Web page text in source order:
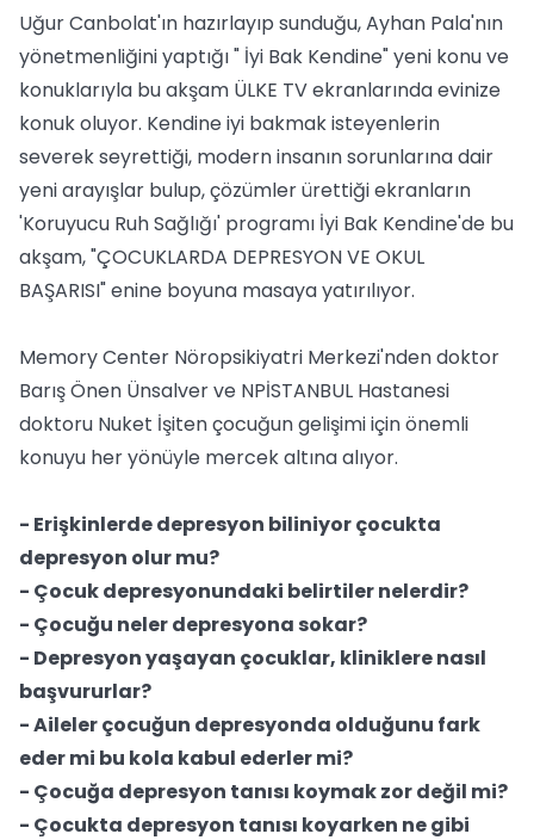
Uğur Canbolat'ın hazırlayıp sunduğu, Ayhan Pala'nın
yönetmenliğini yaptığı " İyi Bak Kendine" yeni konu ve
konuklarıyla bu akşam ÜLKE TV ekranlarında evinize
konuk oluyor. Kendine iyi bakmak isteyenlerin
severek seyrettiği, modern insanın sorunlarına dair
yeni arayışlar bulup, çözümler ürettiği ekranların
'Koruyucu Ruh Sağlığı' programı İyi Bak Kendine'de bu
akşam, "ÇOCUKLARDA DEPRESYON VE OKUL
BAŞARISI" enine boyuna masaya yatırılıyor.
Memory Center Nöropsikiyatri Merkezi'nden doktor
Barış Önen Ünsalver ve NPİSTANBUL Hastanesi
doktoru Nuket İşiten çocuğun gelişimi için önemli
konuyu her yönüyle mercek altına alıyor.
- Erişkinlerde depresyon biliniyor çocukta
depresyon olur mu?
- Çocuk depresyonundaki belirtiler nelerdir?
- Çocuğu neler depresyona sokar?
- Depresyon yaşayan çocuklar, kliniklere nasıl
başvururlar?
- Aileler çocuğun depresyonda olduğunu fark
eder mi bu kola kabul ederler mi?
- Çocuğa depresyon tanısı koymak zor değil mi?
- Çocukta depresyon tanısı koyarken ne gibi